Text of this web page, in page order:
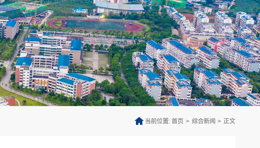
当前位置: 首页 > 综合新闻 > 正文